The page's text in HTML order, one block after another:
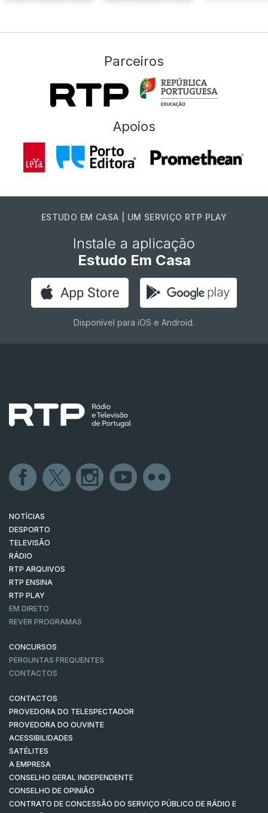
Parceiros
Apoios
ESTUDO EM CASA | UM SERVIÇO RTP PLAY
Instale a aplicação
Estudo Em Casa
Disponível para iOS e Android.
NOTÍCIAS
DESPORTO
TELEVISÃO
RÁDIO
RTP ARQUIVOS
RTP ENSINA
RTP PLAY
EM DIRETO
REVER PROGRAMAS
CONCURSOS
PERGUNTAS FREQUENTES
CONTACTOS
CONTACTOS
PROVEDORA DO TELESPECTADOR
PROVEDORA DO OUVINTE
ACESSIBILIDADES
SATÉLITES
A EMPRESA
CONSELHO GERAL INDEPENDENTE
CONSELHO DE OPINIÃO
CONTRATO DE CONCESSÃO DO SERVIÇO PÚBLICO DE RÁDIO E